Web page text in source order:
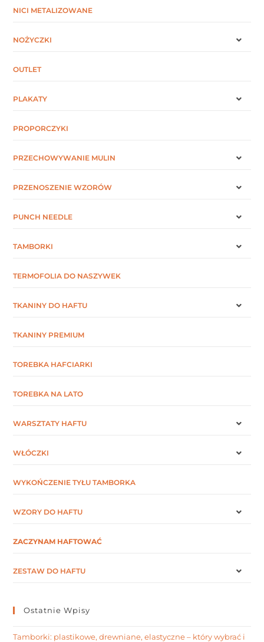
NICI METALIZOWANE
NOŻYCZKI
OUTLET
PLAKATY
PROPORCZYKI
PRZECHOWYWANIE MULIN
PRZENOSZENIE WZORÓW
PUNCH NEEDLE
TAMBORKI
TERMOFOLIA DO NASZYWEK
TKANINY DO HAFTU
TKANINY PREMIUM
TOREBKA HAFCIARKI
TOREBKA NA LATO
WARSZTATY HAFTU
WŁÓCZKI
WYKOŃCZENIE TYŁU TAMBORKA
WZORY DO HAFTU
ZACZYNAM HAFTOWAĆ
ZESTAW DO HAFTU
Ostatnie Wpisy
Tamborki: plastikowe, drewniane, elastyczne – który wybrać i